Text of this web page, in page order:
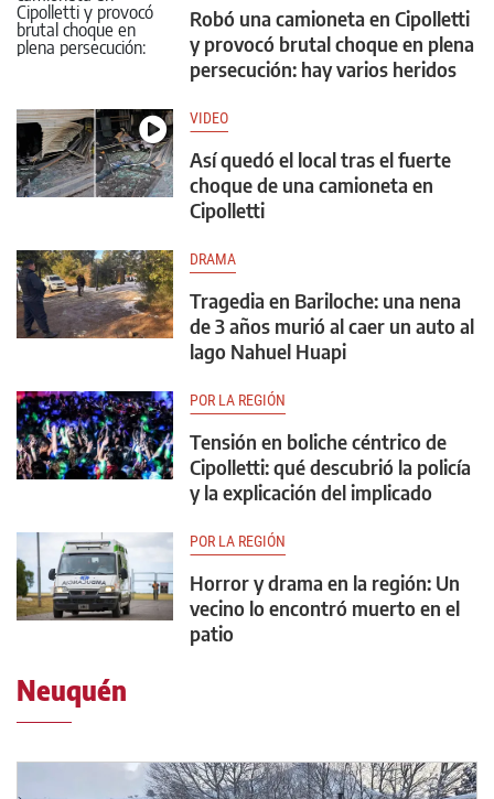
Robó una camioneta en Cipolletti
y provocó brutal choque en plena
persecución: hay varios heridos
VIDEO
Así quedó el local tras el fuerte
choque de una camioneta en
Cipolletti
DRAMA
Tragedia en Bariloche: una nena
de 3 años murió al caer un auto al
lago Nahuel Huapi
POR LA REGIÓN
Tensión en boliche céntrico de
Cipolletti: qué descubrió la policía
y la explicación del implicado
POR LA REGIÓN
Horror y drama en la región: Un
vecino lo encontró muerto en el
patio
Neuquén